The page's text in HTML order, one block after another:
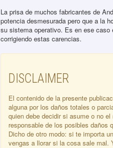
La prisa de muchos fabricantes de
potencia desmesurada pero que a la
su sistema operativo. Es en ese caso
corrigiendo estas carencias.
DISCLAIMER
El contenido de la presente
alguna por los daños totales o
quien debe decidir si asume o no
responsable de los posibles daños
Dicho de otro modo: si te importa
vengas a llorar si la cosa sale mal.